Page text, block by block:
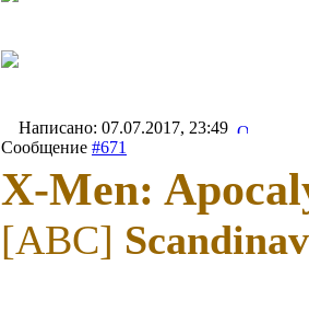
Написано: 07.07.2017, 23:49
Сообщение #671
X-Men:
[ABC]